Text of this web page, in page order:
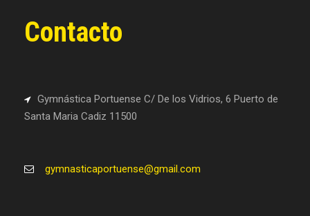
Contacto
Gymnástica Portuense C/ De los Vidrios, 6 Puerto de
Santa Maria Cadiz 11500
gymnasticaportuense@gmail.com